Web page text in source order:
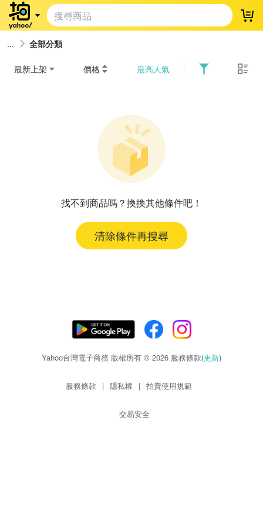
登
全部分類
最新上架 價格 最高人氣
找不到商品嗎？換換其他條件吧！
清除條件再搜尋
Yahoo台灣電子商務 版權所有 © 2026 服務條款(更新)
服務條款 | 隱私權 | 拍賣使用規範
交易安全